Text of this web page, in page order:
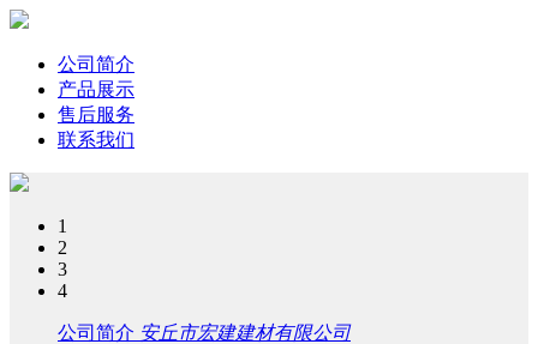
公司简介
产品展示
售后服务
联系我们
1
2
3
4
公司简介 安丘市宏建建材有限公司